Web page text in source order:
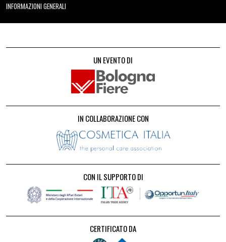
INFORMAZIONI GENERALI
UN EVENTO DI
IN COLLABORAZIONE CON
CON IL SUPPORTO DI
CERTIFICATO DA